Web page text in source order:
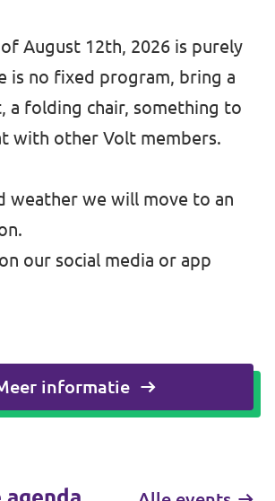
August 12th, 2026 is purely
is no fixed program, bring a
a folding chair, something to
with other Volt members.
weather we will move to an
our social media or app
informatie